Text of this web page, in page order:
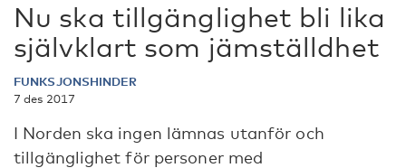
Nu ska tillgänglighet bli lika
självklart som jämställdhet
FUNKSJONSHINDER
7 des 2017
I Norden ska ingen lämnas utanför och
tillgänglighet för personer med